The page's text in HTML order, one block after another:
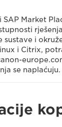
SAP Market
sustave i
i Citrix,
se naplaćuju.